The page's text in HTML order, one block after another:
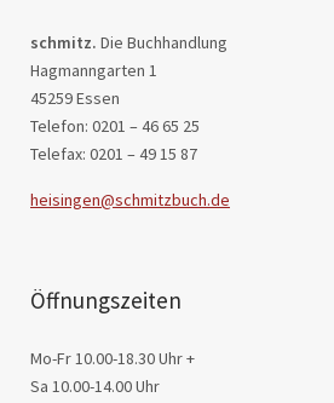
schmitz. Die Buchhandlung
Hagmanngarten 1
45259 Essen
Telefon: 0201 – 46 65 25
Telefax: 0201 – 49 15 87
heisingen@schmitzbuch.de
Öffnungszeiten
Mo-Fr 10.00-18.30 Uhr +
Sa 10.00-14.00 Uhr